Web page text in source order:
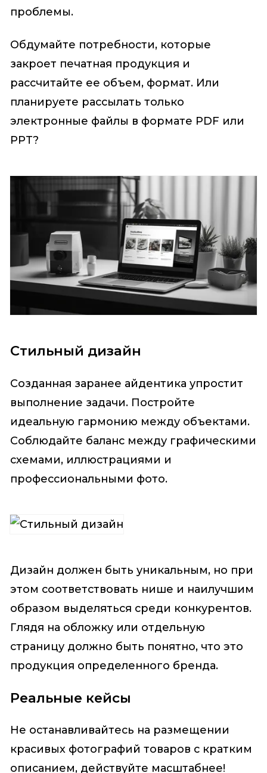
проблемы.
Обдумайте потребности, которые
закроет печатная продукция и
рассчитайте ее объем, формат. Или
планируете рассылать только
электронные файлы в формате PDF или
PPT?
Стильный дизайн
Созданная заранее айдентика упростит
выполнение задачи. Постройте
идеальную гармонию между объектами.
Соблюдайте баланс между графическими
схемами, иллюстрациями и
профессиональными фото.
Дизайн должен быть уникальным, но при
этом соответствовать нише и наилучшим
образом выделяться среди конкурентов.
Глядя на обложку или отдельную
страницу должно быть понятно, что это
продукция определенного бренда.
Реальные кейсы
Не останавливайтесь на размещении
красивых фотографий товаров с кратким
описанием, действуйте масштабнее!